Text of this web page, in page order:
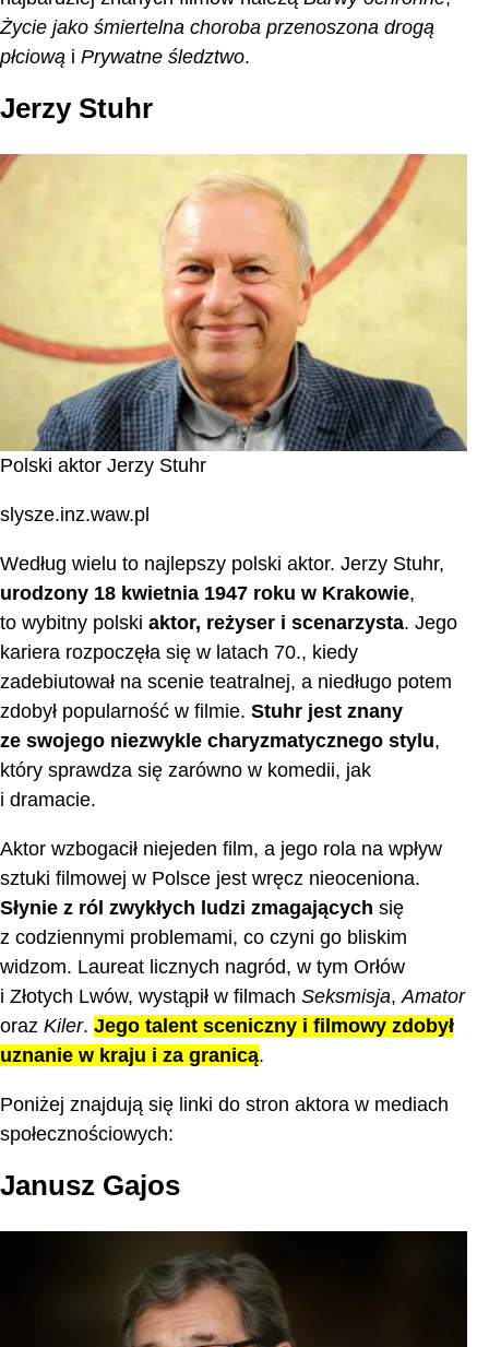
Życie jako śmiertelna choroba przenoszona drogą
płciową i Prywatne śledztwo.
Jerzy Stuhr
Polski aktor Jerzy Stuhr
slysze.inz.waw.pl
Według wielu to najlepszy polski aktor. Jerzy Stuhr,
urodzony 18 kwietnia 1947 roku w Krakowie,
to wybitny polski aktor, reżyser i scenarzysta. Jego
kariera rozpoczęła się w latach 70., kiedy
zadebiutował na scenie teatralnej, a niedługo potem
zdobył popularność w filmie. Stuhr jest znany
ze swojego niezwykle charyzmatycznego stylu,
który sprawdza się zarówno w komedii, jak
i dramacie.
Aktor wzbogacił niejeden film, a jego rola na wpływ
sztuki filmowej w Polsce jest wręcz nieoceniona.
Słynie z ról zwykłych ludzi zmagających się
z codziennymi problemami, co czyni go bliskim
widzom. Laureat licznych nagród, w tym Orłów
i Złotych Lwów, wystąpił w filmach Seksmisja,Amator
oraz Kiler. Jego talent sceniczny i filmowy zdobył
uznanie w kraju i za granicą.
Poniżej znajdują się linki do stron aktora w mediach
społecznościowych:
Janusz Gajos